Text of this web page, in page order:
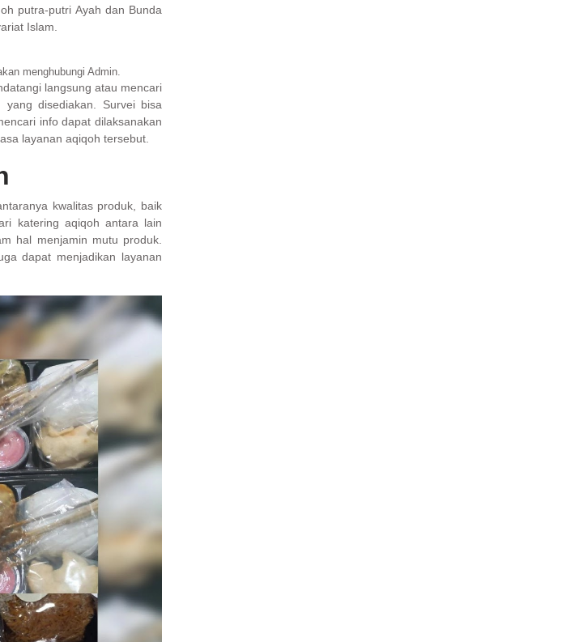
putra-putri Ayah dan Bunda
Islam.
menghubungi Admin.
langsung atau mencari
disediakan. Survei bisa
info dapat dilaksanakan
layanan aqiqoh tersebut.
kwalitas produk, baik
katering aqiqoh antara lain
hal menjamin mutu produk.
dapat menjadikan layanan